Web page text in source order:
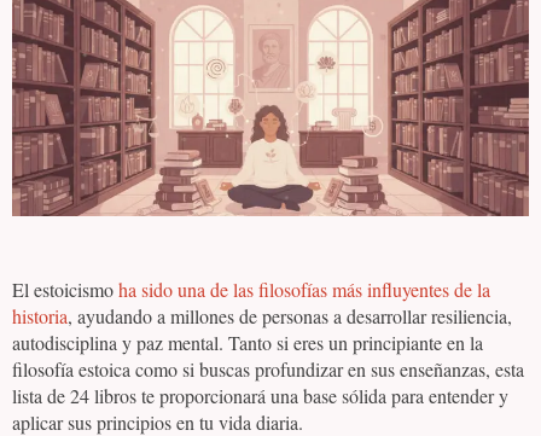
El estoicismoha sido una de las filosofías más influyentes de la
historia, ayudando a millones de personas a desarrollar resiliencia,
autodisciplina y paz mental. Tanto si eres un principiante en la
filosofía estoica como si buscas profundizar en sus enseñanzas, esta
lista de 24 libros te proporcionará una base sólida para entender y
aplicar sus principios en tu vida diaria.